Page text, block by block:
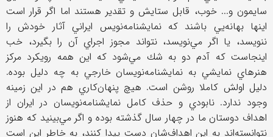
سايمون و... خوب، قابل ستايش و تقدير هستند اما اگر قرار است
اينها بهانه‌يي باشند كه نمايشنامه‌نويس ايراني آثار خودش را
ننويسد، يا اگر مي‌نويسد، نتواند مجوز اجراي آن را بگيرد، خب
اينجاست كه آدم دو به شك مي‌شود كه اين همه رويكرد مركز
هنرهاي نمايشي به نمايشنامه‌نويسان خارجي به چه دليل بوده.
دليل اولش كاملا روشن است. هيچ پنهان‌كاري هم در اين زمينه
وجود ندارد. نابودي و حذف كامل نمايشنامه‌نويسان در ايران از
اهداف دوستان ما در چهار سال گذشته بوده و اگر مي‌بينيد كه هنوز
نتوانسته‌اند به اين اهداف‌شان دست پيدا كنند، به خاطر اين است